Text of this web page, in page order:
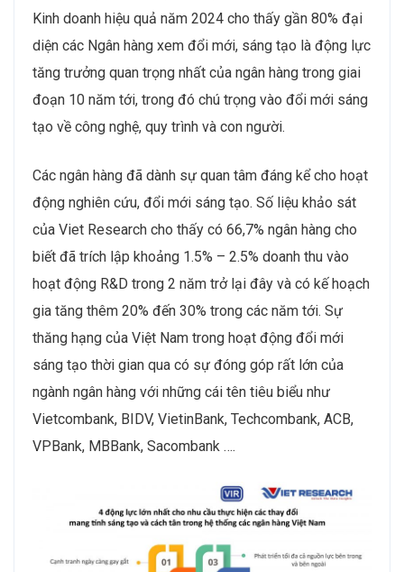
Kinh doanh hiệu quả năm 2024 cho thấy gần 80% đại
diện các Ngân hàng xem đổi mới, sáng tạo là động lực
tăng trưởng quan trọng nhất của ngân hàng trong giai
đoạn 10 năm tới, trong đó chú trọng vào đổi mới sáng
tạo về công nghệ, quy trình và con người.
Các ngân hàng đã dành sự quan tâm đáng kể cho hoạt
động nghiên cứu, đổi mới sáng tạo. Số liệu khảo sát
của Viet Research cho thấy có 66,7% ngân hàng cho
biết đã trích lập khoảng 1.5% – 2.5% doanh thu vào
hoạt động R&D trong 2 năm trở lại đây và có kế hoạch
gia tăng thêm 20% đến 30% trong các năm tới. Sự
thăng hạng của Việt Nam trong hoạt động đổi mới
sáng tạo thời gian qua có sự đóng góp rất lớn của
ngành ngân hàng với những cái tên tiêu biểu như
Vietcombank, BIDV, VietinBank, Techcombank, ACB,
VPBank, MBBank, Sacombank ….